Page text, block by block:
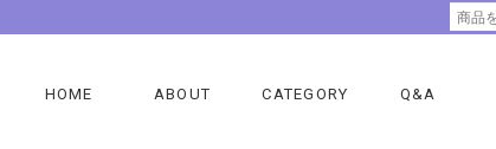
HOME ABOUT CATEGORY Q&A